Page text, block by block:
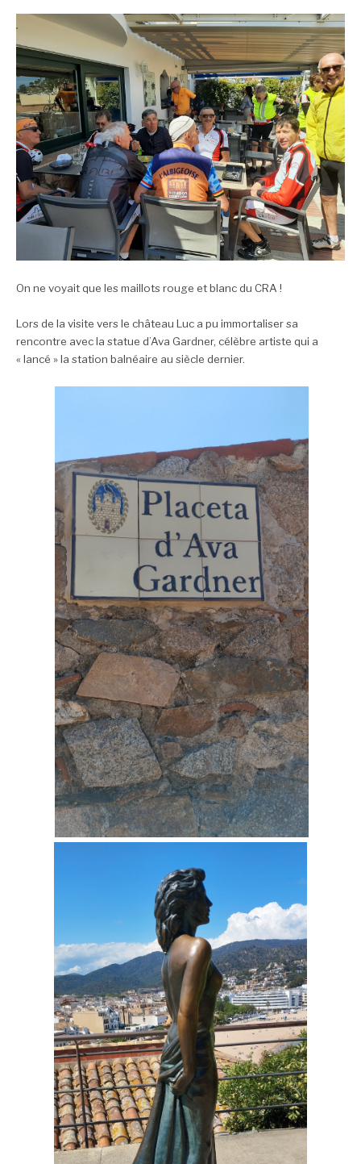
On ne voyait que les maillots rouge et blanc du CRA !
Lors de la visite vers le château Luc a pu immortaliser sa
rencontre avec la statue d’Ava Gardner, célèbre artiste qui a
« lancé » la station balnéaire au siècle dernier.